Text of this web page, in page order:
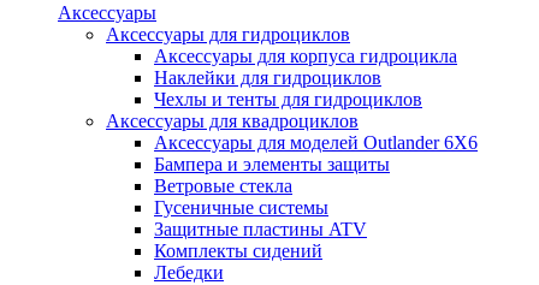
Аксессуары
Аксессуары для гидроциклов
Аксессуары для корпуса гидроцикла
Наклейки для гидроциклов
Чехлы и тенты для гидроциклов
Аксессуары для квадроциклов
Аксессуары для моделей Outlander 6X6
Бампера и элементы защиты
Ветровые стекла
Гусеничные системы
Защитные пластины ATV
Комплекты сидений
Лебедки